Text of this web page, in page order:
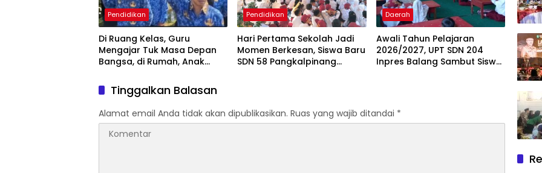
Pendidikan
Di Ruang Kelas, Guru
Mengajar Tuk Masa Depan
Bangsa, di Rumah, Anak
Belum Dibayar
Pendidikan
Hari Pertama Sekolah Jadi
Momen Berkesan, Siswa Baru
SDN 58 Pangkalpinang
Daerah
Awali Tahun Pelajaran
2026/2027, UPT SDN 204
Inpres Balang Sambut Siswa
Tinggalkan Balasan
Alamat email Anda tidak akan dipublikasikan. Ruas yang wajib ditandai *